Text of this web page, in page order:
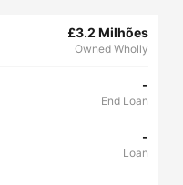
£3.2 Milhões
Owned Wholly
-
End Loan
-
Loan